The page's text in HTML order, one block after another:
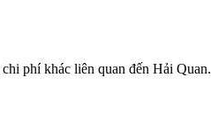
phí khác liên quan đến Hải Quan.